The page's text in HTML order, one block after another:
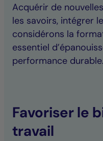
Acquérir de
les savoirs, intégrer
considérons la
essentiel
performance durable.
Favoriser le
travail